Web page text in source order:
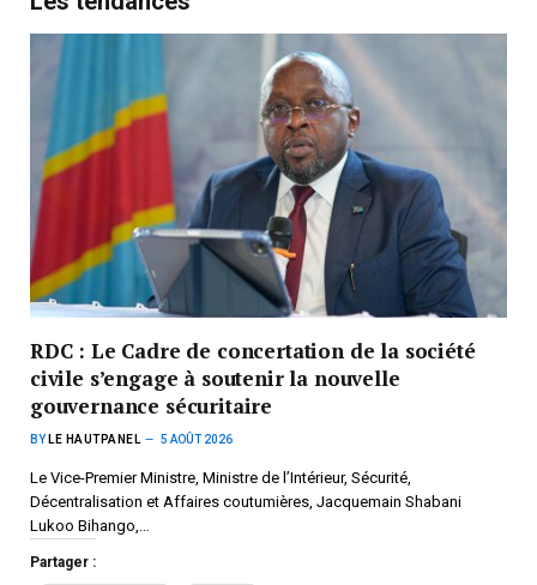
RDC : Le Cadre de concertation de la société
civile s’engage à soutenir la nouvelle
gouvernance sécuritaire
BY LE HAUTPANEL 5 AOÛT 2026
Le Vice-Premier Ministre, Ministre de l’Intérieur, Sécurité,
Décentralisation et Affaires coutumières, Jacquemain Shabani
Lukoo Bihango,…
Partager :